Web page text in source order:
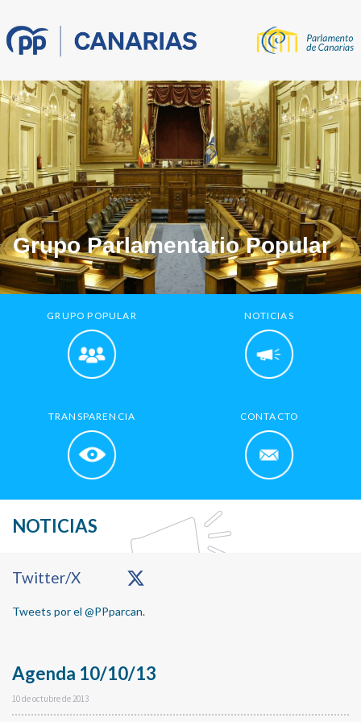
Grupo Parlamentario Popular
GRUPO POPULAR NOTICIAS
TRANSPARENCIA CONTACTO
NOTICIAS
Agenda 10/10/13
10 de octubre de 2013
Primary
Twitter/X
Tweets por el @PPparcan.